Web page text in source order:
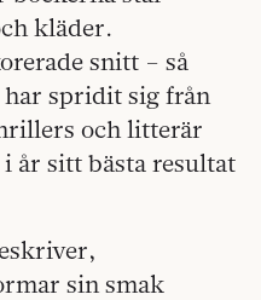
kläder.
snitt – så
har spridit sig från
och litterär
år sitt bästa resultat
sin smak